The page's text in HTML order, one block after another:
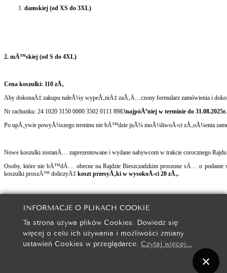
damskiej (od XS do 3XL)
2. mÄ™skiej (od S do 4XL)
Cena koszulki: 110 zÅ‚
Aby dokonaÄ‡ zakupu naleÅ¼y wypeÅ‚niÄ‡ zaÅ‚Ä…czony formularz zamówienia i
Nr rachunku: 24 1020 3150 0000 3502 0111 8983najpóÅºniej w terminie do 31.08.2025r.
Po upÅ‚ywie powyÅ¼szego terminu nie bÄ™dzie juÅ¼ moÅ¼liwoÅ›ci zÅ‚oÅ¼enia
Nowe koszulki zostanÄ… zaprezentowane i wydane nabywcom w trakcie corocznego
Osoby, które nie bÄ™dÄ… obecne na Rajdzie Bieszczadzkim proszone sÄ… o podanie
koszulki proszÄ™ doliczyÄ‡ koszt przesyÅ‚ki w wysokoÅ›ci 20 zÅ‚.
nast. »
- reset| RTL
INFORMACJE O PLIKACH COOKIE
Ta strona używa plików Cookies. Dowiedz się
więcej o celu ich używania i możliwości zmiany
ustawień Cookies w przeglądarce. Czytaj więcej...